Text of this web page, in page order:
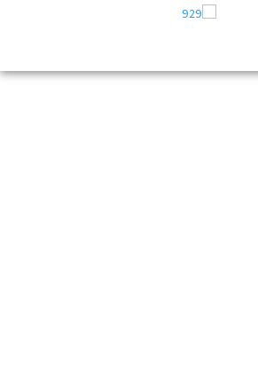
Author Archives: